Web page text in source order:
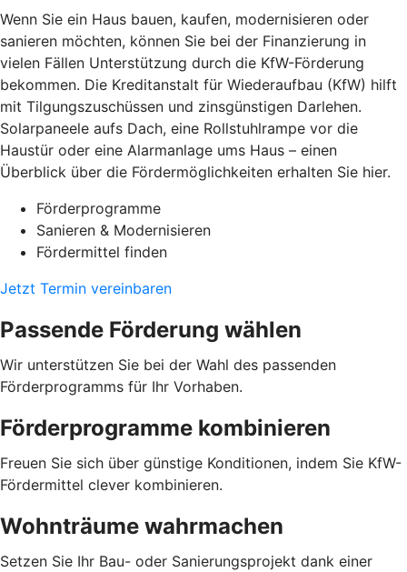
Wenn Sie ein Haus bauen, kaufen, modernisieren oder
sanieren möchten, können Sie bei der Finanzierung in
vielen Fällen Unterstützung durch die KfW-Förderung
bekommen. Die Kreditanstalt für Wiederaufbau (KfW) hilft
mit Tilgungszuschüssen und zinsgünstigen Darlehen.
Solarpaneele aufs Dach, eine Rollstuhlrampe vor die
Haustür oder eine Alarmanlage ums Haus – einen
Überblick über die Fördermöglichkeiten erhalten Sie hier.
Förderprogramme
Sanieren & Modernisieren
Fördermittel finden
Jetzt Termin vereinbaren
Passende Förderung wählen
Wir unterstützen Sie bei der Wahl des passenden
Förderprogramms für Ihr Vorhaben.
Förderprogramme kombinieren
Freuen Sie sich über günstige Konditionen, indem Sie KfW-
Fördermittel clever kombinieren.
Wohnträume wahrmachen
Setzen Sie Ihr Bau- oder Sanierungsprojekt dank einer